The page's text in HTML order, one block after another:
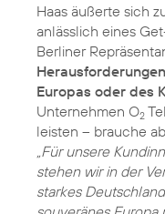
Haas äußerte sich
anlässlich eines
Berliner
Europas oder des
Unternehmen O2
leisten – brauche
„Für unsere
stehen wir in der
starkes